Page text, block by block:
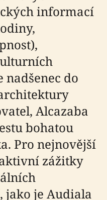
informací
nadšenec do
Alcazaba
bohatou
Pro nejnovější
zážitky
je Audiala